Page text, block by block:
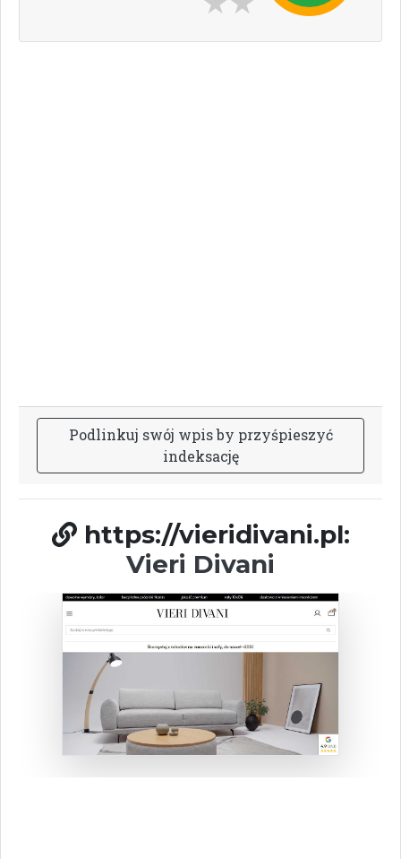
Podlinkuj swój wpisby przyśpieszyć
indeksację
https://vieridivani.pl:
Vieri Divani